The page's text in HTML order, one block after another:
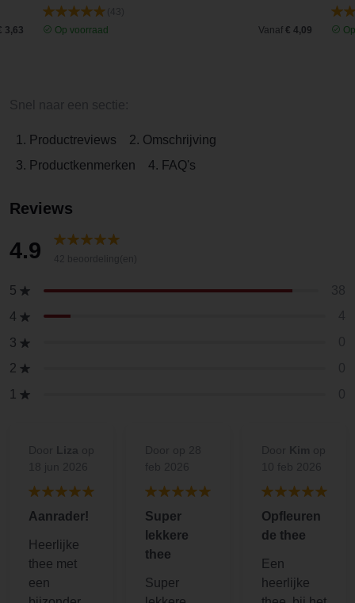
3,63
Op voorraad
Vanaf € 4,09
1. Productreviews
2. Omschrijving
3. Productkenmerken
4. FAQ's
Reviews
4.9
5
4
3
2
1
Aanrader!
Heerlijke
thee met
een
Super
lekkere
thee
Super
Opfleuren
de thee
Een
heerlijke